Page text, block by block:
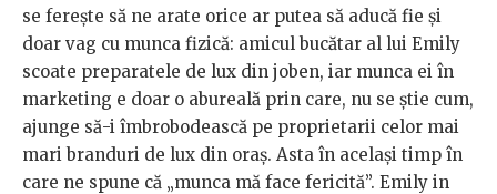
se ferește să ne arate orice ar putea să aducă fie și
doar vag cu munca fizică: amicul bucătar al lui Emily
scoate preparatele de lux din joben, iar munca ei în
marketing e doar o abureală prin care, nu se știe cum,
ajunge să-i îmbrobodească pe proprietarii celor mai
mari branduri de lux din oraș. Asta în același timp în
care ne spune că „munca mă face fericită”. Emily in